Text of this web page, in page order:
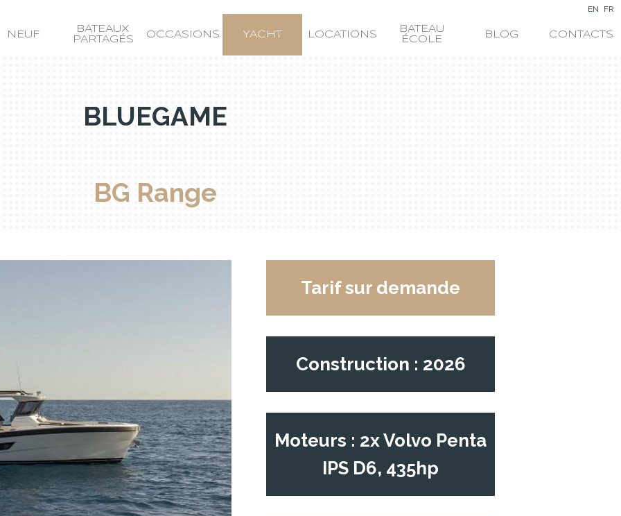
EN FR
NEUF
BATEAUX
PARTAGÉS
OCCASIONS YACHT LOCATIONS
BATEAU
ÉCOLE
BLOG CONTACTS
BLUEGAME
BG Range
Tarif sur demande
Construction : 2026
Moteurs : 2x Volvo Penta
IPS D6, 435hp